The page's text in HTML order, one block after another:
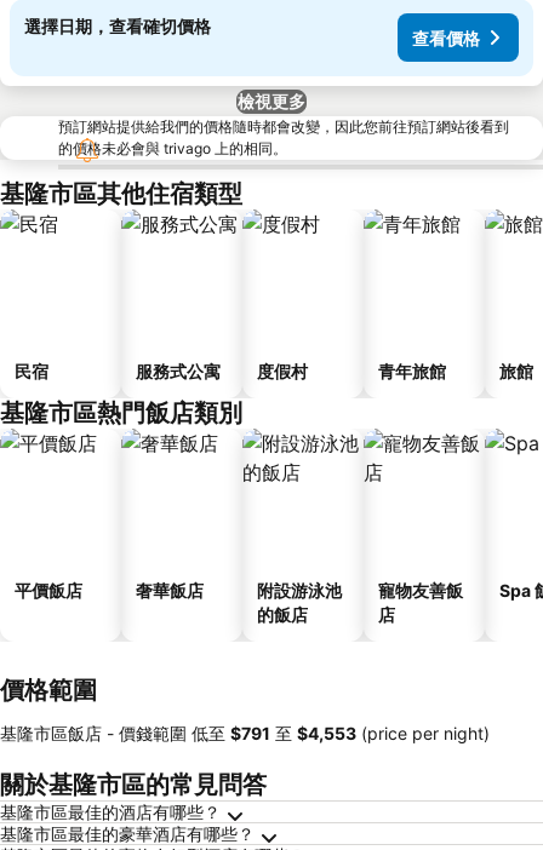
選擇日期，查看確切價格
查看價格
檢視更多
預訂網站提供給我們的價格隨時都會改變，因此您前往預訂網站後看到
的價格未必會與 trivago 上的相同。
基隆市區其他住宿類型
民宿 服務式公寓 度假村 青年旅館 旅館
基隆市區熱門飯店類別
平價飯店 奢華飯店
附設游泳池
的飯店
寵物友善飯
店
Spa
價格範圍
基隆市區飯店 - 價錢範圍 低至 ‎$791 至 ‎$4,553 (price per night)
關於基隆市區的常見問答
基隆市區最佳的酒店有哪些？
基隆市區最佳的豪華酒店有哪些？